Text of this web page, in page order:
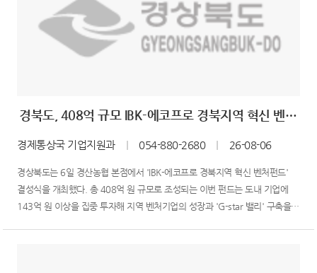
경북도, 408억 규모 IBK-에코프로 경북지역 혁신 벤처펀드 출범
경제통상국 기업지원과 ｜ 054-880-2680 ｜ 26-08-06
경상북도는 6일 경산농협 본점에서 'IBK-에코프로 경북지역 혁신 벤처펀드'
결성식을 개최했다. 총 408억 원 규모로 조성되는 이번 펀드는 도내 기업에
143억 원 이상을 집중 투자해 지역 벤처기업의 성장과 'G-star 밸리' 구축을